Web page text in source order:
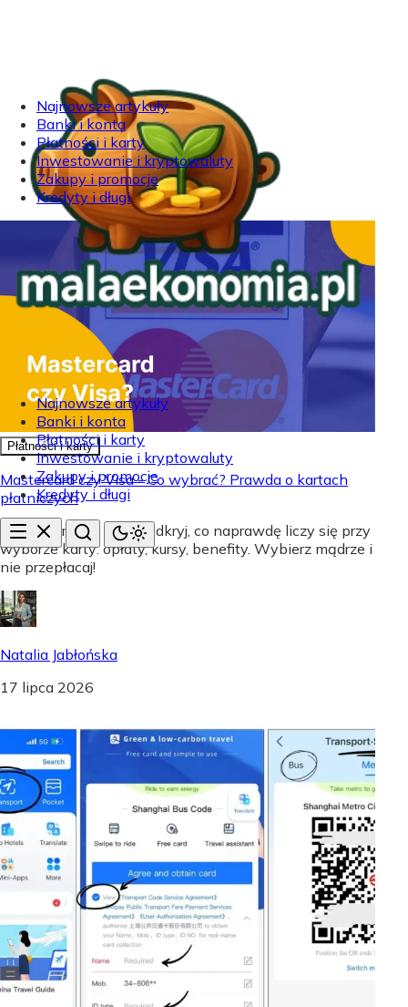
Najnowsze artykuły
Banki i konta
Płatności i karty
Inwestowanie i kryptowaluty
Zakupy i promocje
Kredyty i długi
Najnowsze artykuły
Banki i konta
Płatności i karty
Inwestowanie i kryptowaluty
Zakupy i promocje
Kredyty i długi
Płatności i karty
Mastercard czy Visa - Co wybrać? Prawda o kartach
płatniczych
Mastercard czy Visa? Odkryj, co naprawdę liczy się przy
wyborze karty: opłaty, kursy, benefity. Wybierz mądrze i
nie przepłacaj!
Natalia Jabłońska
17 lipca 2026